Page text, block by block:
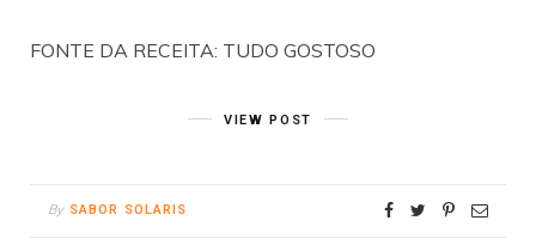
FONTE DA RECEITA: TUDO GOSTOSO
VIEW POST
By SABOR SOLARIS